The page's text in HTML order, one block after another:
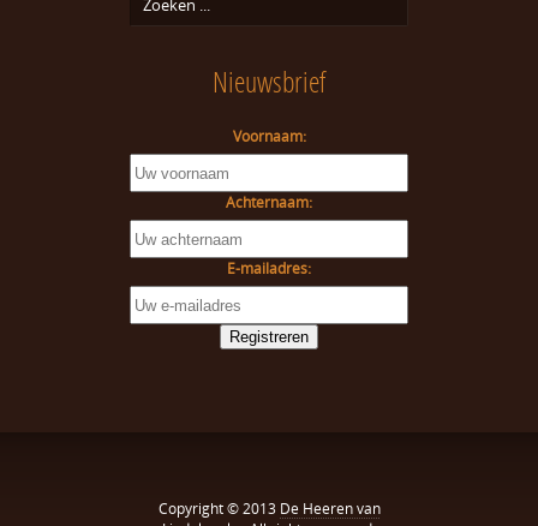
Nieuwsbrief
Voornaam:
Achternaam:
E-mailadres:
Copyright © 2013 De Heeren van